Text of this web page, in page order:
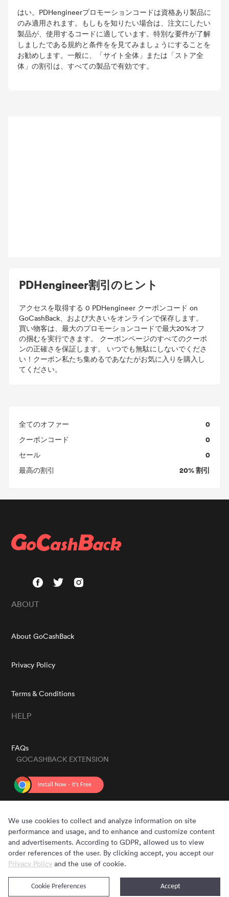
PDHengineer割引のヒント
アクセスを取得する 0 PDHengineer クーポンコード on
GoCashBack、および大きいをオンラインで保存します。
買い物客は、最大のプロモーションコードで最大20%オフ
の掴むを実行できます。 クーポンページのすべてのクーポ
ンの正確さを保証します。 いつでも無駄にしないでくださ
い！クーポン私たち集めるであなたがお気に入りを購入し
てください。
全てのオファー 0
クーポンコード 0
セール 0
最高の割引 20% 割引
はい。PDHengineerプロモーションコードは資格あり製品に
のみ適用されます。もしもを知りたい場合は、注文にしたい
製品が、使用するコードに適しています。特別な要件が了解
しましたである規約と条件をを見てみましょうにすることを
お勧めします。一般に、「サイト全体」または「ストア全
体」の割引は、すべての製品で有効です。
ABOUT
About GoCashBack
Privacy Policy
Terms & Conditions
HELP
FAQs
GOCASHBACK EXTENSION
Copyright © 2020 - 2026 Gocashback.com. All Rights Reserved.
We use cookies to collect and analyze information on site
performance and usage, and to enhance and customize content
and advertisements. According to GDPR, allowed us to view
order references of the user. By clicking accept, you accept our
Privacy Policy and the use of cookie.
Accept
Cookie Preferences